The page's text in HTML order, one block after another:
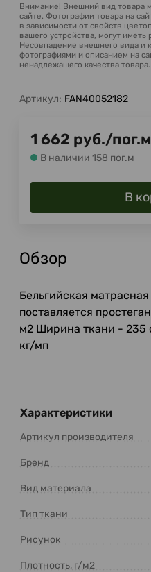
Внимание! Внешний вид товара
сайте. Фотографии товара на
в зависимости от свойств
вашего устройства, могут иметь
Несовпадение внешнего вида и
фотографиями и описанием на
ненадлежащего качества товара.
Артикул: FAN40052182
1 662 руб./пог.м
В наличии 158 пог.м
В
Обзор
Бельгийская
поставляется
м2 Ширина ткани - 235
кг/мп
Характеристики
Артикул производителя
Бренд
Вид материала
Тип ткани
Рисунок
Плотность, г/м2